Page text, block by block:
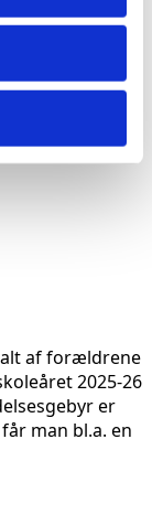
af forældrene
2025-26
er
man bl.a. en